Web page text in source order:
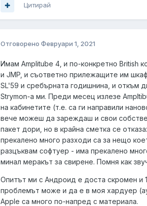
Цитирай
Отговорено Февруари 1, 2021
Имам Amplitube 4, и по-конкретно British
и JMP, и съответно прилежащите им
SL'59 и сребърната годишнина, и откъм
Strymon-а ми. Преди месец излезе
на кабинетите (т.е. са ги направили
вече можеш да зареждаш и свои
пакет дори, но в крайна сметка се
прекалено много разходи са за нещо
разцъквам софтуер - има прекалено
минал меракът за свирене. Помня как
Опитът ми с Андроид е доста скромен и
проблемът може и да е в моя хардуер
Apple са много по-напред с материала.